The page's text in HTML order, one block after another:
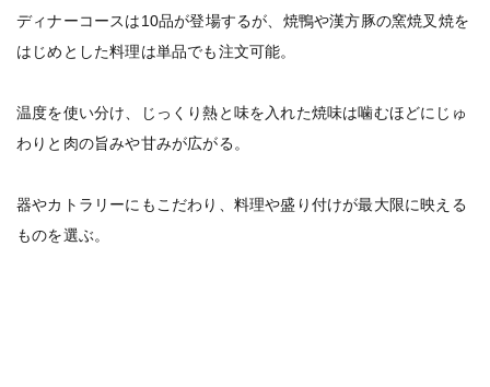
ディナーコースは10品が登場するが、焼鴨や漢方豚の窯焼叉焼を
はじめとした料理は単品でも注文可能。
温度を使い分け、じっくり熱と味を入れた焼味は噛むほどにじゅ
わりと肉の旨みや甘みが広がる。
器やカトラリーにもこだわり、料理や盛り付けが最大限に映える
ものを選ぶ。